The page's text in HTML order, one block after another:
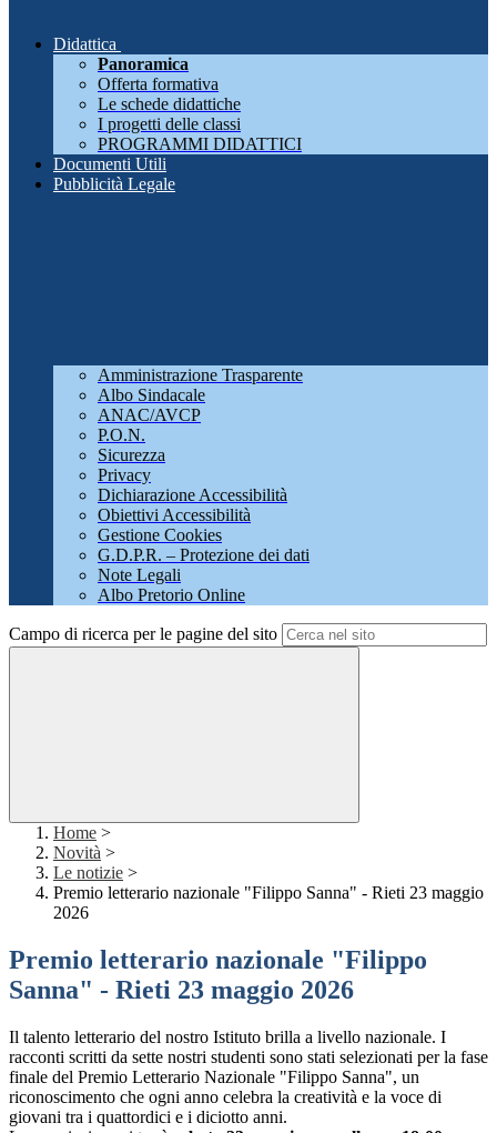
Didattica
Panoramica
Offerta formativa
Le schede didattiche
I progetti delle classi
PROGRAMMI DIDATTICI
Documenti Utili
Pubblicità Legale
Amministrazione Trasparente
Albo Sindacale
ANAC/AVCP
P.O.N.
Sicurezza
Privacy
Dichiarazione Accessibilità
Obiettivi Accessibilità
Gestione Cookies
G.D.P.R. – Protezione dei dati
Note Legali
Albo Pretorio Online
Campo di ricerca per le pagine del sito
Home >
Novità >
Le notizie >
Premio letterario nazionale "Filippo Sanna" - Rieti 23 maggio
2026
Premio letterario nazionale "Filippo
Sanna" - Rieti 23 maggio 2026
Il talento letterario del nostro Istituto brilla a livello nazionale. I
racconti scritti da sette nostri studenti sono stati selezionati per la fase
finale del Premio Letterario Nazionale "Filippo Sanna", un
riconoscimento che ogni anno celebra la creatività e la voce di
giovani tra i quattordici e i diciotto anni.